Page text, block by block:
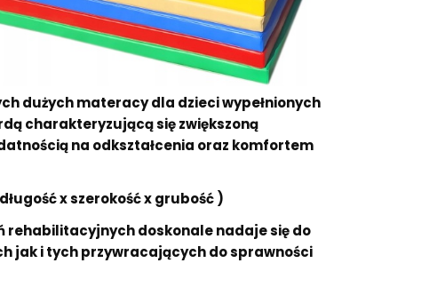
dużych materacy dla dzieci wypełnionych
charakteryzującą się zwiększoną
na odkształcenia oraz komfortem
x szerokość x grubość )
rehabilitacyjnych doskonale nadaje się do
jak i tych przywracających do sprawności